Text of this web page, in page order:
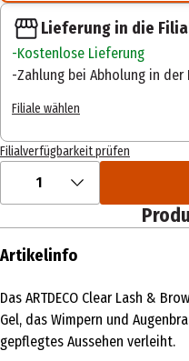
Lieferung in die
Kostenlose Lieferung
Zahlung bei Abholung in der
Filiale wählen
Filialverfügbarkeit prüfen
1
Artikelinfo
Das ARTDECO Clear Lash &
Gel, das Wimpern und
gepflegtes Aussehen verleiht.